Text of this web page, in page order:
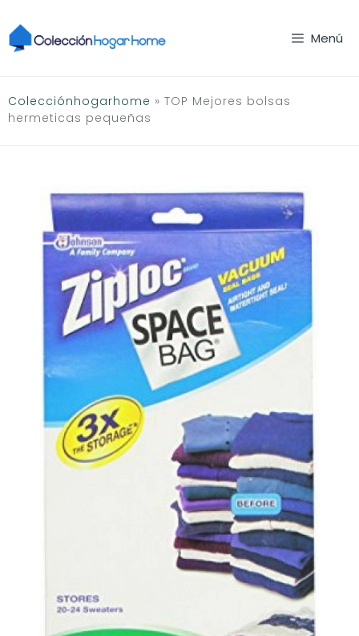
al
contenido
Menú
Colecciónhogarhome » TOP Mejores bolsas
hermeticas pequeñas